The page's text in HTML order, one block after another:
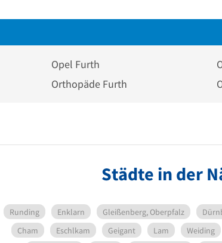
Opel Furth
Orthopäde Furth
Städte in der
Runding Enklarn Gleißenberg, Oberpfalz
Cham
Eschlkam Geigant Lam Weiding